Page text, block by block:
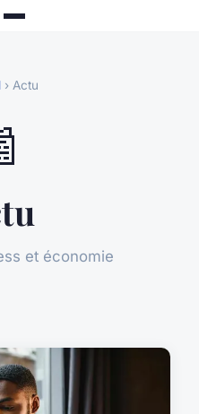
› Actu
et économie